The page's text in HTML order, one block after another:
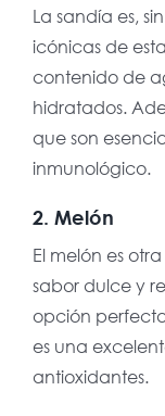
La sandía es,
icónicas de
contenido de
hidratados.
que son
inmunológico.
2. Melón
El melón es
sabor dulce y
opción
es una
antioxidantes.